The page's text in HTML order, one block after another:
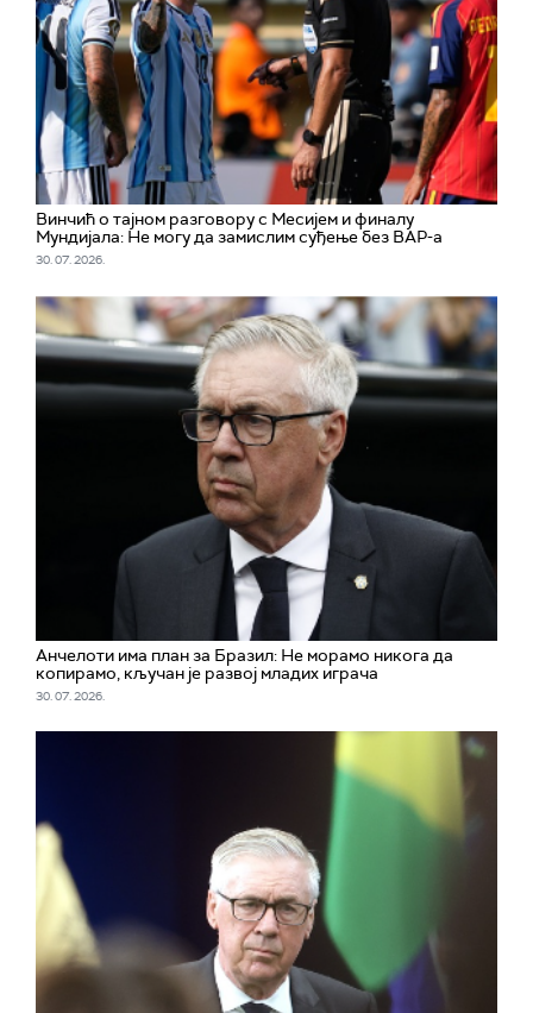
Винчић о тајном разговору с Месијем и финалу
Мундијала: Не могу да замислим суђење без ВАР-а
30. 07. 2026.
Aнчелоти има план за Бразил: Не морамо никога да
копирамо, кључан је развој младих играча
30. 07. 2026.